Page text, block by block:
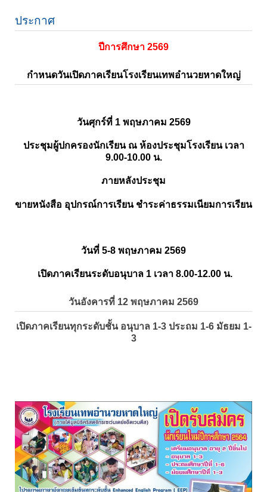
ประกาศ
ปีการศึกษา 2569
กำหนดวันเปิดภาคเรียนโรงเรียนเทพอำนวยหาดใหญ่
วันศุกร์ที่ 1 พฤษภาคม 2569
ประชุมผู้ปกครองนักเรียน ณ ห้องประชุมโรงเรียน เวลา
9.00-10.00 น.
ภายหลังประชุม
ขายหนังสือ อุปกรณ์การเรียน ชำระค่าธรรมเนียมการเรียน
วันที่ 5-8 พฤษภาคม 2569
เปิดภาคเรียนระดับอนุบาล 1 เวลา 8.00-12.00 น.
วันอังคารที่ 12 พฤษภาคม 2569
เปิดภาคเรียนทุกระดับชั้น อนุบาล 1-3 ประถม 1-6 มัธยม 1-
3